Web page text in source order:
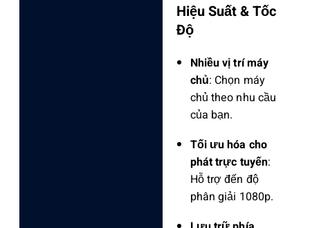
Hiệu Suất & Tốc
Độ
Nhiều vị trí máy
chủ: Chọn máy
chủ theo nhu cầu
của bạn.
Tối ưu hóa cho
phát trực tuyến:
Hỗ trợ đến độ
phân giải 1080p.